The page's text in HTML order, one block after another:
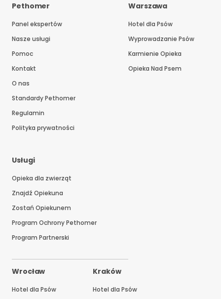
Pethomer
Panel ekspertów
Nasze usługi
Pomoc
Kontakt
O nas
Standardy Pethomer
Regulamin
Polityka prywatności
Usługi
Opieka dla zwierząt
Znajdź Opiekuna
Zostań Opiekunem
Program Ochrony Pethomer
Program Partnerski
Warszawa
Hotel dla Psów
Wyprowadzanie Psów
Karmienie Opieka
Opieka Nad Psem
Wrocław
Hotel dla Psów
Kraków
Hotel dla Psów